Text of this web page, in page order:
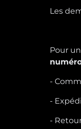
Les
Pour
-
-
-